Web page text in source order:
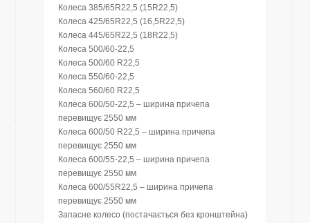
Колеса 385/65R22,5 (15R22,5)
Колеса 425/65R22,5 (16,5R22,5)
Колеса 445/65R22,5 (18R22,5)
Колеса 500/60-22,5
Колеса 500/60 R22,5
Колеса 550/60-22,5
Колеса 560/60 R22,5
Колеса 600/50-22,5 – ширина причепа
перевищує 2550 мм
Колеса 600/50 R22,5 – ширина причепа
перевищує 2550 мм
Колеса 600/55-22,5 – ширина причепа
перевищує 2550 мм
Колеса 600/55R22,5 – ширина причепа
перевищує 2550 мм
Запасне колесо (постачається без кронштейна)